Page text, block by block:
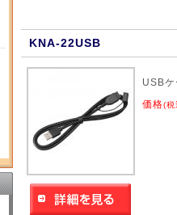
KNA-22USB
USB
価格(税